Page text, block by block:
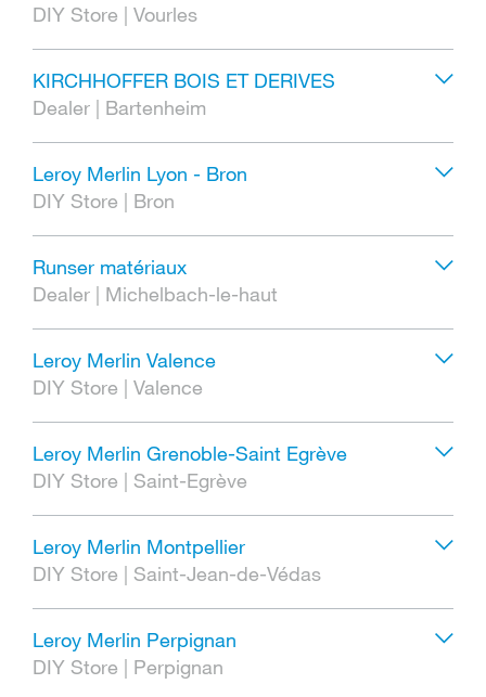
DIY Store | Vourles
KIRCHHOFFER BOIS ET DERIVES
Dealer | Bartenheim
Leroy Merlin Lyon - Bron
DIY Store | Bron
Runser matériaux
Dealer | Michelbach-le-haut
Leroy Merlin Valence
DIY Store | Valence
Leroy Merlin Grenoble-Saint Egrève
DIY Store | Saint-Egrève
Leroy Merlin Montpellier
DIY Store | Saint-Jean-de-Védas
Leroy Merlin Perpignan
DIY Store | Perpignan